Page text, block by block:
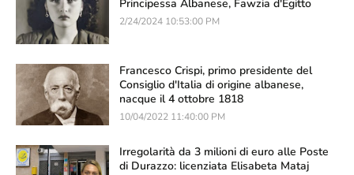
Principessa Albanese, Fawzia d'Egitto
2/24/2024 10:53:00 PM
Francesco Crispi, primo presidente del
Consiglio d'Italia di origine albanese,
nacque il 4 ottobre 1818
10/04/2022 11:40:00 PM
Irregolarità da 3 milioni di euro alle Poste
di Durazzo: licenziata Elisabeta Mataj